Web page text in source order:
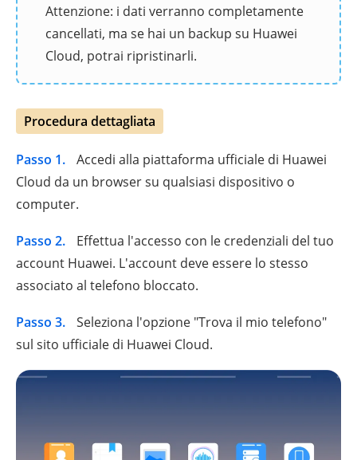
Attenzione: i dati verranno completamente
cancellati, ma se hai un backup su Huawei
Cloud, potrai ripristinarli.
Procedura dettagliata
Passo 1.
Accedi alla piattaforma ufficiale di Huawei
Cloud da un browser su qualsiasi dispositivo o
computer.
Passo 2.
Effettua l'accesso con le credenziali del tuo
account Huawei. L'account deve essere lo stesso
associato al telefono bloccato.
Passo 3.
Seleziona l'opzione "Trova il mio telefono"
sul sito ufficiale di Huawei Cloud.